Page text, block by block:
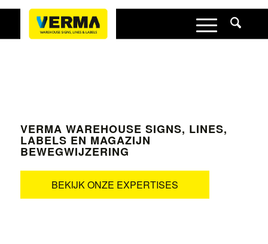
VERMA WAREHOUSE SIGNS, LINES,
LABELS EN MAGAZIJN
BEWEGWIJZERING
BEKIJK ONZE EXPERTISES